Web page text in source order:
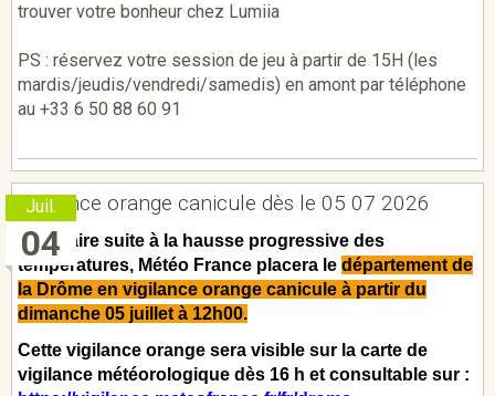
trouver votre bonheur chez Lumiia
PS : réservez votre session de jeu à partir de 15H (les
mardis/jeudis/vendredi/samedis) en amont par téléphone
au +33 6 50 88 60 91
04
Juil.
Vigilance orange canicule dès le 05 07 2026
Pour faire suite à la hausse progressive des
températures, Météo France placera le département de
la Drôme en vigilance orange canicule à partir du
dimanche 05 juillet à 12h00.
Cette vigilance orange sera visible sur la carte de
vigilance météorologique dès 16 h et consultable sur :